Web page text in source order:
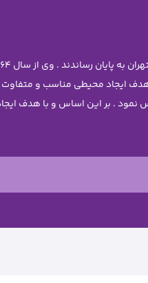
هدف ایجاد محیطی مناسب و
، در سال 1378 دبیرستان غیر دولتی نرجس را تاسیس نمود . بر